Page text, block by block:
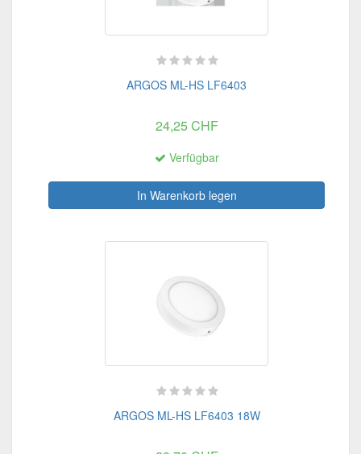
ARGOS ML-HS LF6403
24,25 CHF
Verfügbar
In Warenkorb legen
ARGOS ML-HS LF6403 18W